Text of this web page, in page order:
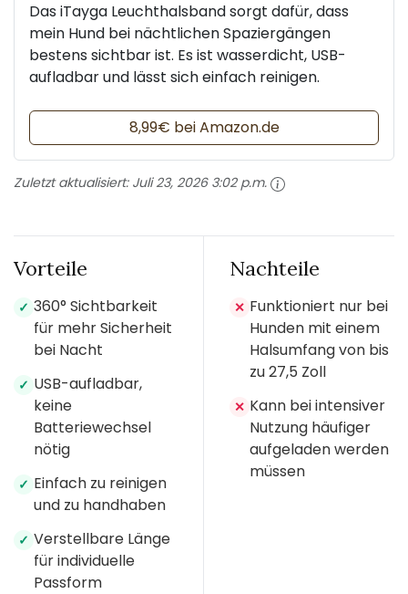
Das iTayga Leuchthalsband sorgt dafür, dass
mein Hund bei nächtlichen Spaziergängen
bestens sichtbar ist. Es ist wasserdicht, USB-
aufladbar und lässt sich einfach reinigen.
8,99€ bei Amazon.de
Zuletzt aktualisiert: Juli 23, 2026 3:02 p.m.
Vorteile
✓ 360° Sichtbarkeit
für mehr Sicherheit
bei Nacht
✓ USB-aufladbar,
keine
Batteriewechsel
nötig
✓ Einfach zu reinigen
und zu handhaben
✓ Verstellbare Länge
für individuelle
Passform
Nachteile
✕ Funktioniert nur bei
Hunden mit einem
Halsumfang von bis
zu 27,5 Zoll
✕ Kann bei intensiver
Nutzung häufiger
aufgeladen werden
müssen